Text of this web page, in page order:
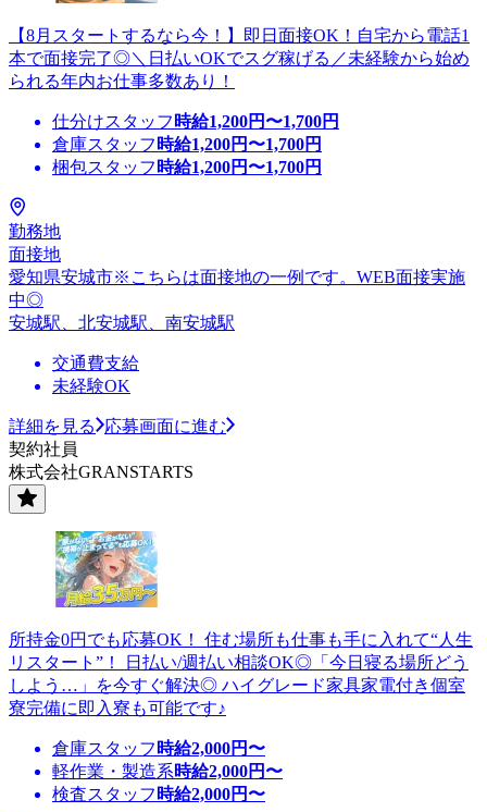
【8月スタートするなら今！】即日面接OK！自宅から電話1
本で面接完了◎＼日払いOKでスグ稼げる／未経験から始め
られる年内お仕事多数あり！
仕分けスタッフ 時給1,200円〜1,700円
倉庫スタッフ 時給1,200円〜1,700円
梱包スタッフ 時給1,200円〜1,700円
勤務地
面接地
愛知県安城市※こちらは面接地の一例です。WEB面接実施
中◎
安城駅、北安城駅、南安城駅
交通費支給
未経験OK
詳細を見る
応募画面に進む
契約社員
株式会社GRANSTARTS
所持金0円でも応募OK！ 住む場所も仕事も手に入れて“人生
リスタート”！ 日払い/週払い相談OK◎「今日寝る場所どう
しよう…」を今すぐ解決◎ ハイグレード家具家電付き個室
寮完備に即入寮も可能です♪
倉庫スタッフ 時給2,000円〜
軽作業・製造系時給2,000円〜
検査スタッフ 時給2,000円〜